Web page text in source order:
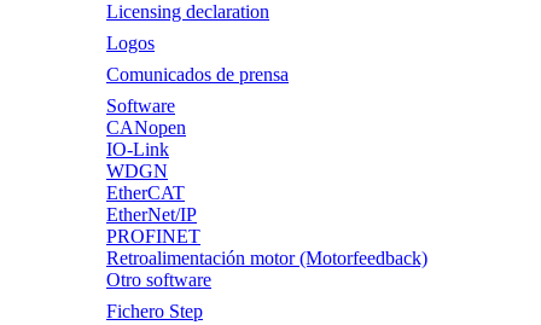
Licensing declaration
Logos
Comunicados de prensa
Software
CANopen
IO-Link
WDGN
EtherCAT
EtherNet/IP
PROFINET
Retroalimentación motor (Motorfeedback)
Otro software
Fichero Step